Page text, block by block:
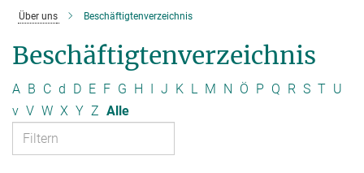
Über uns Beschäftigtenverzeichnis
Beschäftigtenverzeichnis
A B C d D E F G H I J K L M N Ö P Q R S T U
v V W X Y Z Alle